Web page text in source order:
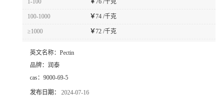
1-100 ￥76 /千克
100-1000 ￥74 /千克
≥1000 ￥72 /千克
英文名称： Pectin
品牌： 润泰
cas： 9000-69-5
发布日期： 2024-07-16